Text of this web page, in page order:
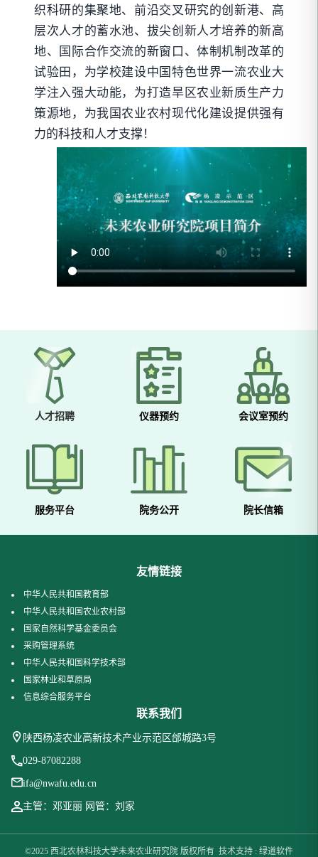
织科研的集聚地、前沿交叉研究的创新港、高
层次人才的蓄水池、拔尖创新人才培养的新高
地、国际合作交流的新窗口、体制机制改革的
试验田，为学校建设中国特色世界一流农业大
学注入强大动能，为打造旱区农业新质生产力
策源地，为我国农业农村现代化建设提供强有
力的科技和人才支撑！
人才招聘 仪器预约 会议室预约
服务平台 院务公开 院长信箱
友情链接
中华人民共和国教育部
中华人民共和国农业农村部
国家自然科学基金委员会
采购管理系统
中华人民共和国科学技术部
国家林业和草原局
信息综合服务平台
联系我们
陕西杨凌农业高新技术产业示范区邰城路3号
029-87082288
ifa@nwafu.edu.cn
主管：邓亚丽 网管：刘家
©2025 西北农林科技大学未来农业研究院 版权所有 技术支持 : 绿道软件